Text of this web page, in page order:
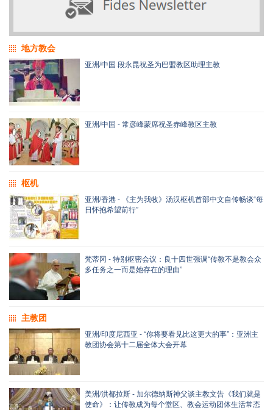
地方教会
亚洲/中国 段永昆祝圣为巴盟教区助理主教
亚洲/中国 - 常彦峰蒙席祝圣赤峰教区主教
枢机
亚洲/香港 - 《主为我牧》汤汉枢机首部中文自传畅谈“每
日怀抱希望前行”
梵蒂冈 - 特别枢密会议：良十四世强调“传教不是教会众
多任务之一而是她存在的理由”
主教团
亚洲/印度尼西亚 - “你将要看见比这更大的事”：亚洲主
教团协会第十二届全体大会开幕
美洲/洪都拉斯 - 加尔德纳斯神父谈主教文告《我们就是
使命》：让传教成为每个堂区、教会运动团体生活常态